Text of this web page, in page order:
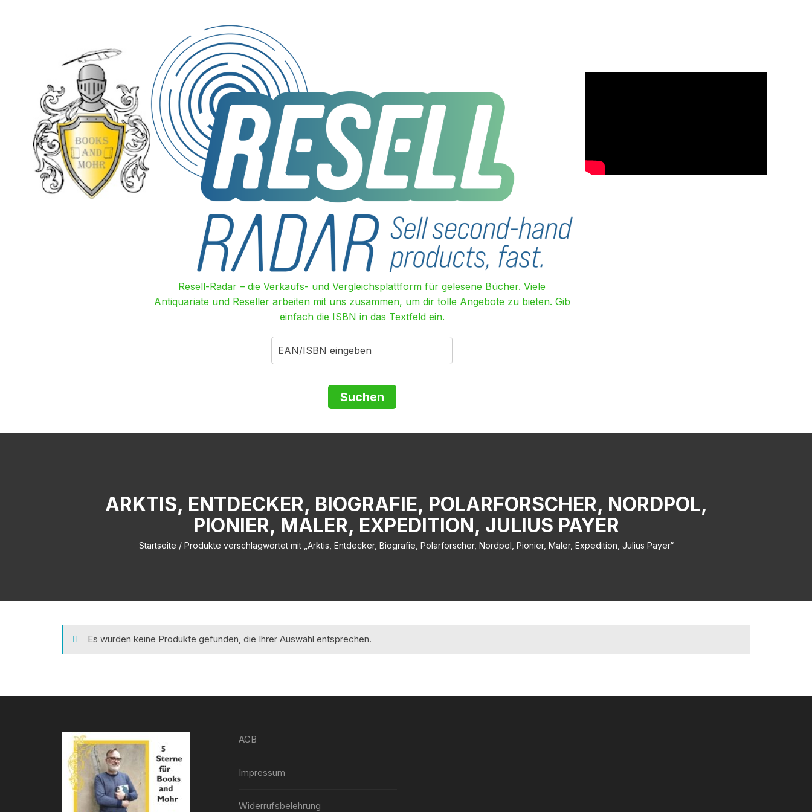
Resell-Radar – die Verkaufs- und Vergleichsplattform für gelesene Bücher. Viele
Antiquariate und Reseller arbeiten mit uns zusammen, um dir tolle Angebote zu bieten. Gib
einfach die ISBN in das Textfeld ein.
ARKTIS, ENTDECKER, BIOGRAFIE, POLARFORSCHER, NORDPOL,
PIONIER, MALER, EXPEDITION, JULIUS PAYER
Startseite / Produkte verschlagwortet mit „Arktis, Entdecker, Biografie, Polarforscher, Nordpol, Pionier, Maler, Expedition, Julius Payer“
Es wurden keine Produkte gefunden, die Ihrer Auswahl entsprechen.
AGB
Impressum
Widerrufsbelehrung